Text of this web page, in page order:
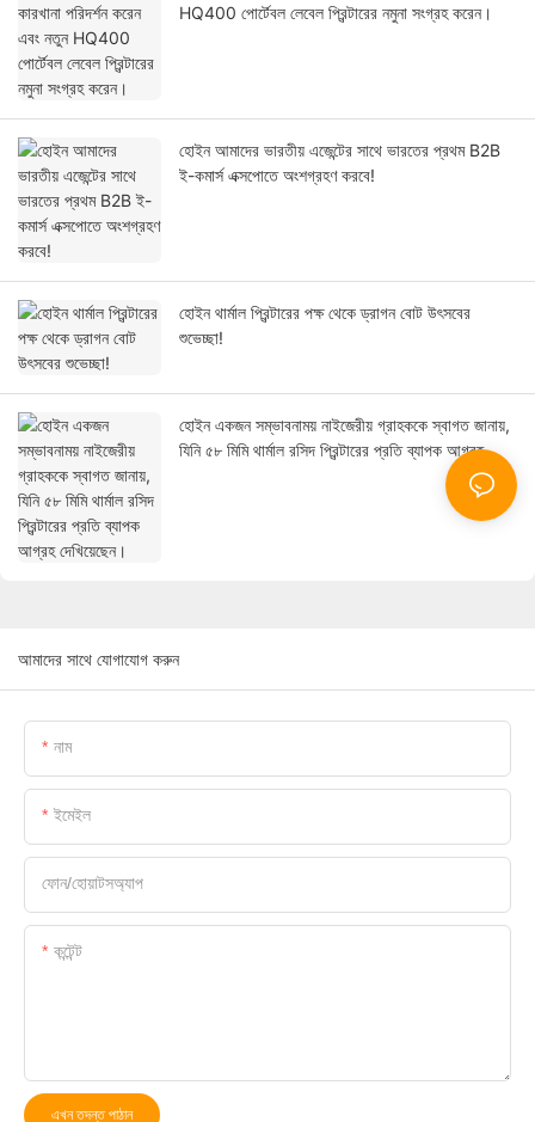
HQ400 পোর্টেবল লেবেল প্রিন্টারের নমুনা সংগ্রহ করেন।
হোইন আমাদের ভারতীয় এজেন্টের সাথে ভারতের প্রথম B2B
ই-কমার্স এক্সপোতে অংশগ্রহণ করবে!
হোইন থার্মাল প্রিন্টারের পক্ষ থেকে ড্রাগন বোট উৎসবের
শুভেচ্ছা!
হোইন একজন সম্ভাবনাময় নাইজেরীয় গ্রাহককে স্বাগত জানায়,
যিনি ৫৮ মিমি থার্মাল রসিদ প্রিন্টারের প্রতি ব্যাপক আগ্রহ
আমাদের সাথে যোগাযোগ করুন
নাম
ইমেইল
ফোন/হোয়াটসঅ্যাপ
কন্টেন্ট
এখন তদন্ত পাঠান